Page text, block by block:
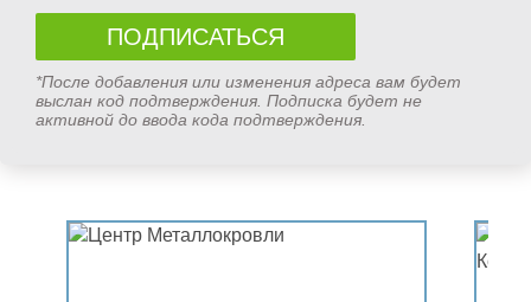
*После добавления или изменения адреса вам будет
выслан код подтверждения. Подписка будет не
активной до ввода кода подтверждения.